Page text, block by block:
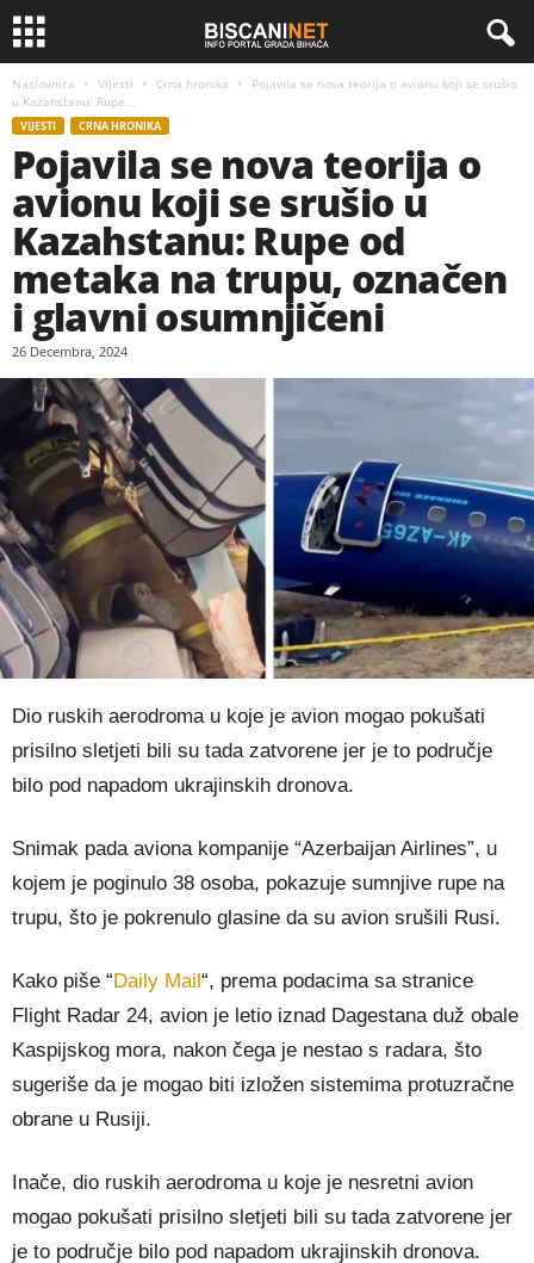
Naslovnica Vijesti Crna hronika
Pojavila se nova teorija o avionu koji se srušio
u Kazahstanu: Rupe...
VIJESTI CRNA HRONIKA
Pojavila se nova teorija o
avionu koji se srušio u
Kazahstanu: Rupe od
metaka na trupu, označen
i glavni osumnjičeni
26 Decembra, 2024
Dio ruskih aerodroma u koje je avion mogao pokušati
prisilno sletjeti bili su tada zatvorene jer je to područje
bilo pod napadom ukrajinskih dronova.
Snimak pada aviona kompanije “Azerbaijan Airlines”, u
kojem je poginulo 38 osoba, pokazuje sumnjive rupe na
trupu, što je pokrenulo glasine da su avion srušili Rusi.
Kako piše “Daily Mail“, prema podacima sa stranice
Flight Radar 24, avion je letio iznad Dagestana duž obale
Kaspijskog mora, nakon čega je nestao s radara, što
sugeriše da je mogao biti izložen sistemima protuzračne
obrane u Rusiji.
Inače, dio ruskih aerodroma u koje je nesretni avion
mogao pokušati prisilno sletjeti bili su tada zatvorene jer
je to područje bilo pod napadom ukrajinskih dronova.